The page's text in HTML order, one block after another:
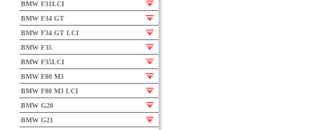
BMW F31LCI
BMW F34 GT
BMW F34 GT LCI
BMW F35
BMW F35LCI
BMW F80 M3
BMW F80 M3 LCI
BMW G20
BMW G21